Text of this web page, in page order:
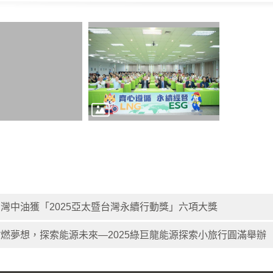
中油獲「2025亞太暨台灣永續行動獎」六項大獎
夢想，探索能源未來—2025綠巨龍能源探索小旅行圓滿舉辦